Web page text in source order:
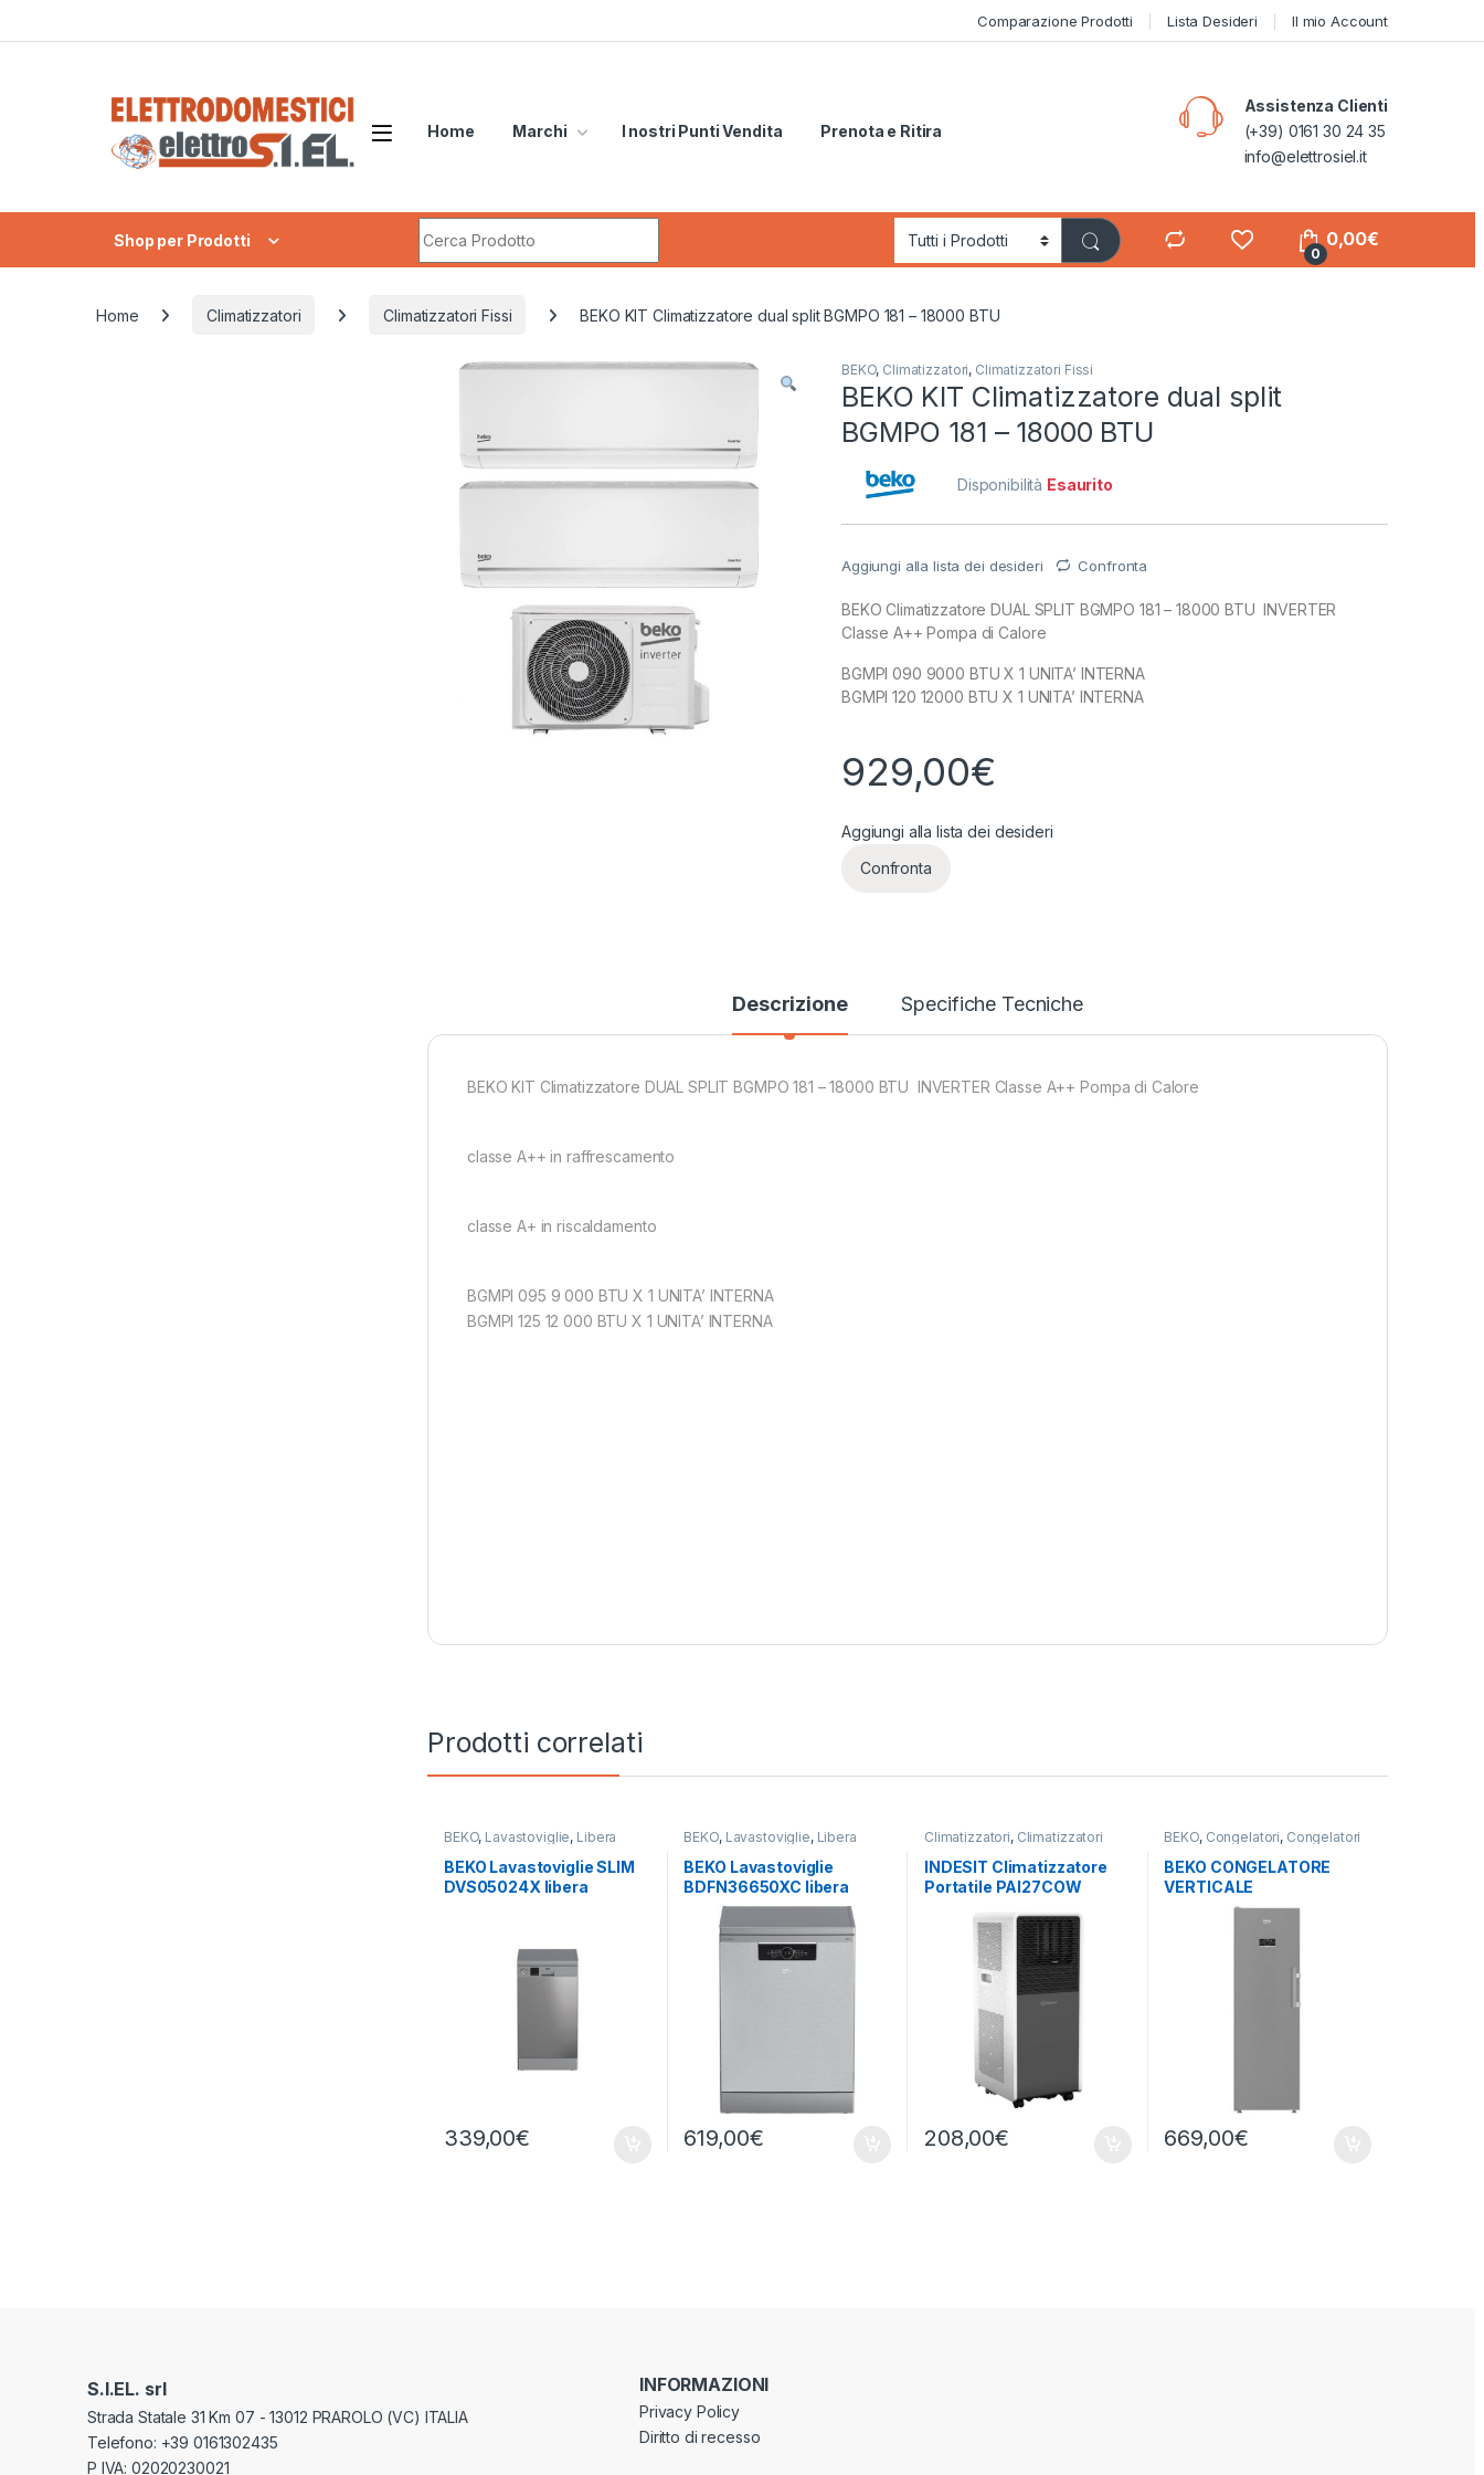
Comparazione Prodotti Lista Desideri Il mio Account
Home Marchi I nostri Punti Vendita Prenota e Ritira
Assistenza Clienti
(+39) 0161 30 24 35
info@elettrosiel.it
Shop per Prodotti
0
0,00€
Home Climatizzatori Climatizzatori Fissi BEKO KIT Climatizzatore dual split BGMPO 181 – 18000 BTU
BEKO, Climatizzatori, Climatizzatori Fissi
BEKO KIT Climatizzatore dual split
BGMPO 181 – 18000 BTU
Disponibilità Esaurito
Aggiungi alla lista dei desideri Confronta
BEKO Climatizzatore DUAL SPLIT BGMPO 181 – 18000 BTU INVERTER
Classe A++ Pompa di Calore
BGMPI 090 9000 BTU X 1 UNITA’ INTERNA
BGMPI 120 12000 BTU X 1 UNITA’ INTERNA
929,00€
Aggiungi alla lista dei desideri
Confronta
Descrizione Specifiche Tecniche
BEKO KIT Climatizzatore DUAL SPLIT BGMPO 181 – 18000 BTU INVERTER Classe A++ Pompa di Calore
classe A++ in raffrescamento
classe A+ in riscaldamento
BGMPI 095 9 000 BTU X 1 UNITA’ INTERNA
BGMPI 125 12 000 BTU X 1 UNITA’ INTERNA
Prodotti correlati
BEKO, Lavastoviglie, Libera
BEKO Lavastoviglie SLIM
DVS05024X libera
339,00€
BEKO, Lavastoviglie, Libera
BEKO Lavastoviglie
BDFN36650XC libera
installazione
619,00€
Climatizzatori, Climatizzatori
INDESIT Climatizzatore
Portatile PAI27COW
208,00€
BEKO, Congelatori, Congelatori
BEKO CONGELATORE
VERTICALE
B5RMFNE314X NO FROST
669,00€
S.I.EL. srl
Strada Statale 31 Km 07 - 13012 PRAROLO (VC) ITALIA
Telefono: +39 0161302435
P IVA: 02020230021
INFORMAZIONI
Privacy Policy
Diritto di recesso